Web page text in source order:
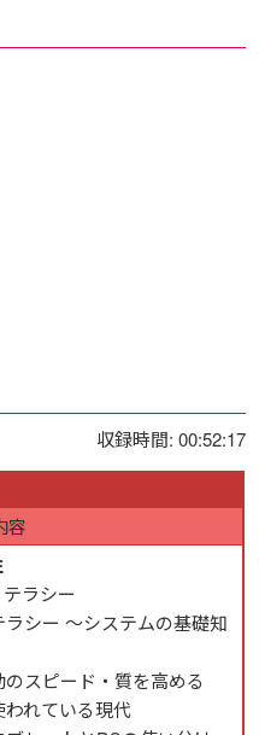
収録時間: 00:52:17
容
ラシー
ラシー ～システムの基礎知
のスピード・質を高める
われている現代